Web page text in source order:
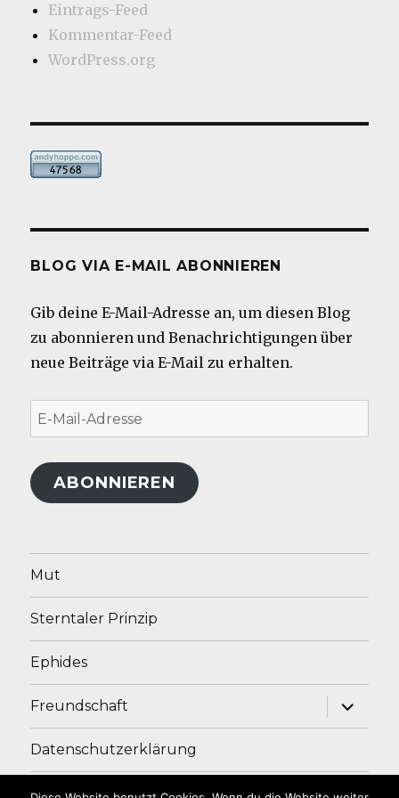
Eintrags-Feed
Kommentar-Feed
WordPress.org
BLOG VIA E-MAIL ABONNIEREN
Gib deine E-Mail-Adresse an, um diesen Blog
zu abonnieren und Benachrichtigungen über
neue Beiträge via E-Mail zu erhalten.
E-
Mail-
Adresse
ABONNIEREN
Mut
Sterntaler Prinzip
Ephides
Freundschaft
Datenschutzerklärung
Impressum